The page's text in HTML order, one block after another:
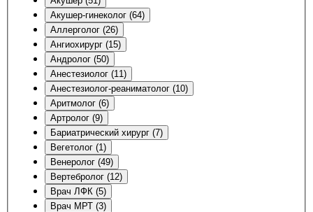
Акушер-гинеколог (64)
Аллерголог (26)
Ангиохирург (15)
Андролог (50)
Анестезиолог (11)
Анестезиолог-реаниматолог (10)
Аритмолог (6)
Артролог (9)
Бариатрический хирург (7)
Вегетолог (1)
Венеролог (49)
Вертебролог (12)
Врач ЛФК (5)
Врач МРТ (3)